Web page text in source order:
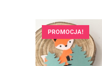
PROMOCJA!